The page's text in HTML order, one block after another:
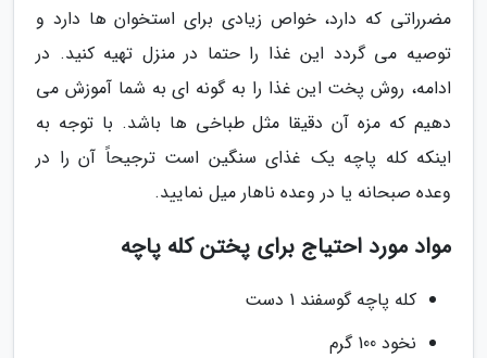
مضرراتی که دارد، خواص زیادی برای استخوان ها دارد و
توصیه می گردد این غذا را حتما در منزل تهیه کنید. در
ادامه، روش پخت این غذا را به گونه ای به شما آموزش می
دهیم که مزه آن دقیقا مثل طباخی ها باشد. با توجه به
اینکه کله پاچه یک غذای سنگین است ترجیحاً آن را در
وعده صبحانه یا در وعده ناهار میل نمایید.
مواد مورد احتیاج برای پختن کله پاچه
کله پاچه گوسفند 1 دست
نخود 100 گرم